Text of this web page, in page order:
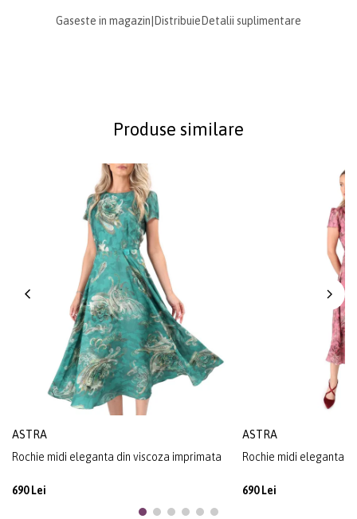
Gaseste in magazin Distribuie Detalii suplimentare
Produse similare
ASTRA
Rochie midi eleganta din viscoza imprimata
690 Lei
ASTRA
Rochie midi eleganta
690 Lei